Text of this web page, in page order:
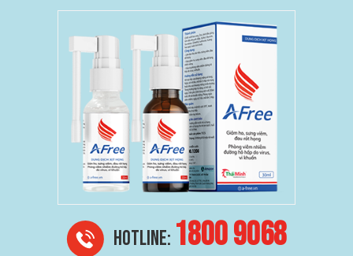
HOTLINE: 1800 9068